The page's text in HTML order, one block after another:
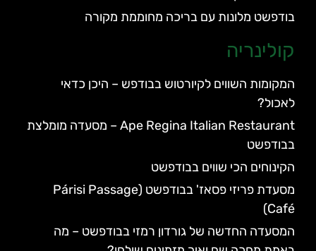
בודפשט מלונות עם בריכה מחוממת מקורה
קולינריה
המקומות השווים לקיורטוש בבודפש – היכן כדאי
לאכול?
Ape Regina Italian Restaurant – מסעדה מומלצת
בבודפשט
הקינוחים הכי שווים בבודפשט
מסעדת פריזי פסאז' בבודפשט (Párisi Passage
Café)
המסעדה החדשה של גורדון רמזי בבודפשט – מה